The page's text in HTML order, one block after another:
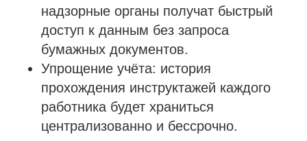
надзорные органы получат быстрый
доступ к данным без запроса
бумажных документов.
Упрощение учёта: история
прохождения инструктажей каждого
работника будет храниться
централизованно и бессрочно.